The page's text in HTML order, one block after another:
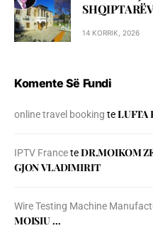
14 KORRIK, 2026
Komente Së Fundi
online travel booking teLUFTA
IPTV FranceteDR.MOIKOM
GJON VLADIMIRIT
Wire Testing Machine
MOISIU …